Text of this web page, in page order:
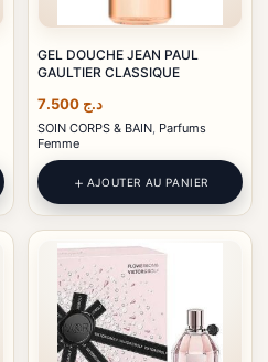
GEL DOUCHE JEAN PAUL
GAULTIER CLASSIQUE
د.ج
SOIN CORPS & BAIN, Parfums
Femme
AJOUTER AU PANIER